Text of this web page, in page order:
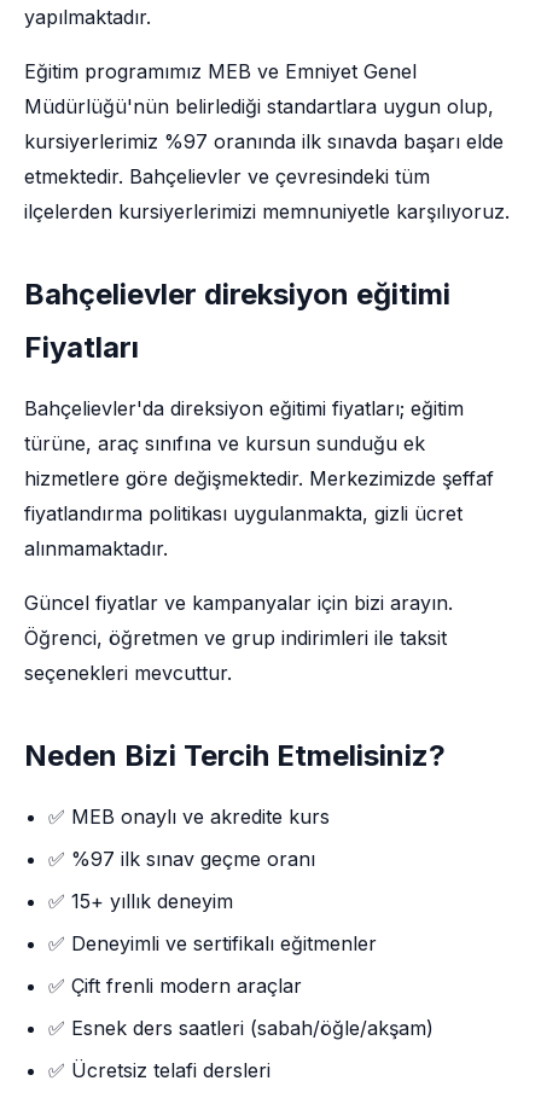
yapılmaktadır.
Eğitim programımız MEB ve Emniyet Genel
Müdürlüğü'nün belirlediği standartlara uygun olup,
kursiyerlerimiz %97 oranında ilk sınavda başarı elde
etmektedir. Bahçelievler ve çevresindeki tüm
ilçelerden kursiyerlerimizi memnuniyetle karşılıyoruz.
Bahçelievler direksiyon eğitimi
Fiyatları
Bahçelievler'da direksiyon eğitimi fiyatları; eğitim
türüne, araç sınıfına ve kursun sunduğu ek
hizmetlere göre değişmektedir. Merkezimizde şeffaf
fiyatlandırma politikası uygulanmakta, gizli ücret
alınmamaktadır.
Güncel fiyatlar ve kampanyalar için bizi arayın.
Öğrenci, öğretmen ve grup indirimleri ile taksit
seçenekleri mevcuttur.
Neden Bizi Tercih Etmelisiniz?
✅ MEB onaylı ve akredite kurs
✅ %97 ilk sınav geçme oranı
✅ 15+ yıllık deneyim
✅ Deneyimli ve sertifikalı eğitmenler
✅ Çift frenli modern araçlar
✅ Esnek ders saatleri (sabah/öğle/akşam)
✅ Ücretsiz telafi dersleri